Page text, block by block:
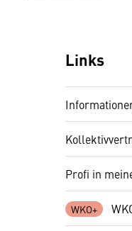
Links
Profi in